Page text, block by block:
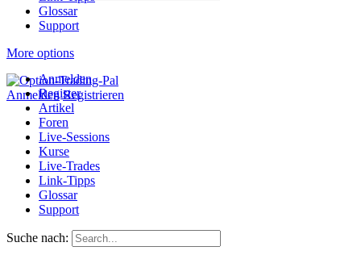
Glossar
Support
More options
Anmelden Registrieren
Anmelden
Register
Artikel
Foren
Live-Sessions
Kurse
Live-Trades
Link-Tipps
Glossar
Support
Suche nach: